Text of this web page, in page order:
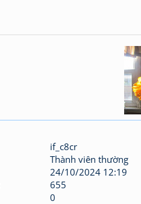
if_c8cr
Thành viên thường
24/10/2024 12:19
655
0